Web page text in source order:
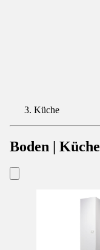
Küche
Boden | Küche